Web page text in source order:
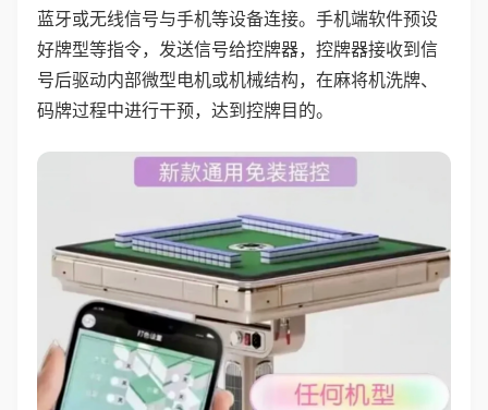
蓝牙或无线信号与手机等设备连接。手机端软件预设
好牌型等指令，发送信号给控牌器，控牌器接收到信
号后驱动内部微型电机或机械结构，在麻将机洗牌、
码牌过程中进行干预，达到控牌目的。